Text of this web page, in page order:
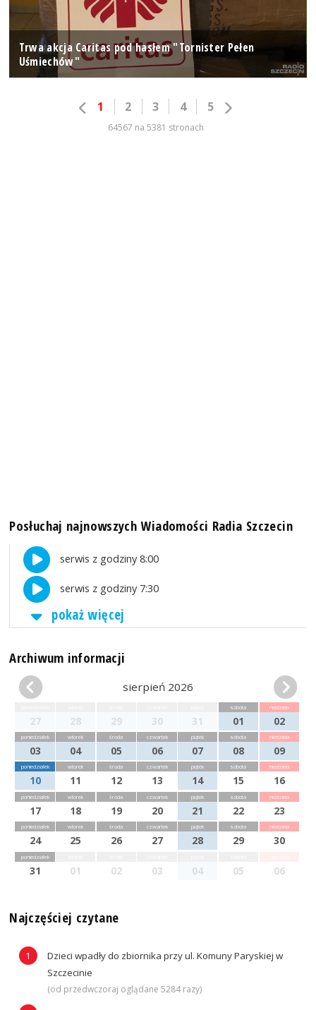
Trwa akcja Caritas pod hasłem "Tornister Pełen
Uśmiechów"
1 2 3 4 5
64567 na 5381 stronach
Posłuchaj najnowszych Wiadomości Radia Szczecin
serwis z godziny 8:00
serwis z godziny 7:30
pokaż więcej
Archiwum informacji
sierpień 2026
27 28 29 30 31
sobota
01
niedziela
02
poniedziałek
03
wtorek
04
środa
05
czwartek
06
piątek
07
sobota
08
niedziela
09
poniedziałek
10
wtorek
11
środa
12
czwartek
13
piątek
14
sobota
15
niedziela
16
poniedziałek
17
wtorek
18
środa
19
czwartek
20
piątek
21
sobota
22
niedziela
23
poniedziałek
24
wtorek
25
środa
26
czwartek
27
piątek
28
sobota
29
niedziela
30
poniedziałek
31 01 02 03 04 05 06
Najczęściej czytane
Dzieci wpadły do zbiornika przy ul. Komuny Paryskiej w
Szczecinie
(od przedwczoraj oglądane 5284 razy)